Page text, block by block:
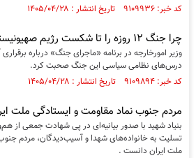
کد خبر: ۹۱۰۹۹۳۶ تاریخ انتشار : ۱۴۰۵/۰۴/۲۸
چرا جنگ ۱۲ روزه را تا شکست رژیم صهیونیستی ادامه ندادیم؟ + فیلم
درس‌های نظامی سیاسی این جنگ صحبت کرد.
کد خبر: ۹۱۰۹۸۹۴ تاریخ انتشار : ۱۴۰۵/۰۴/۲۸
مردم جنوب نماد مقاومت و ایستادگی ملت
بنیاد شهید با صدور بیانیه‌ای در پی شهادت جمعی از
تسلیت به خانواده‌های شهدا و آسیب‌دیدگان، مردم
ملت ایران دانست .